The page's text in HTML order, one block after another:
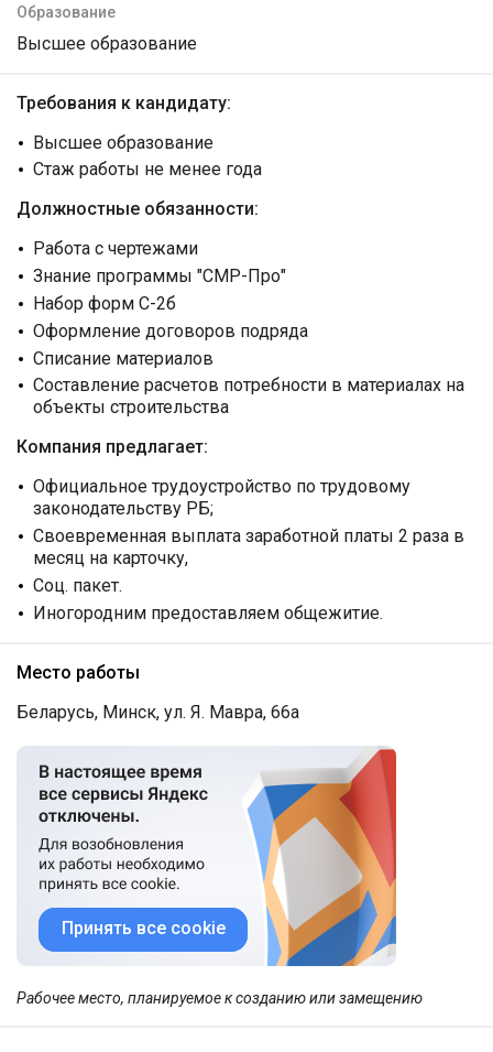
Образование
Высшее образование
Требования к кандидату:
Высшее образование
Стаж работы не менее года
Должностные обязанности:
Работа с чертежами
Знание программы "СМР-Про"
Набор форм С-2б
Оформление договоров подряда
Списание материалов
Составление расчетов потребности в материалах на
объекты строительства
Компания предлагает:
Официальное трудоустройство по трудовому
законодательству РБ;
Своевременная выплата заработной платы 2 раза в
месяц на карточку,
Соц. пакет.
Иногородним предоставляем общежитие.
Место работы
Беларусь, Минск, ул. Я. Мавра, 66а
Принять все cookie
Рабочее место, планируемое к созданию или замещению